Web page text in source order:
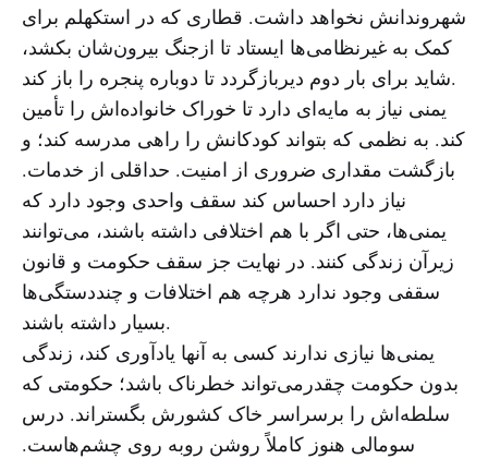
شهروندانش نخواهد داشت. قطاری که در استکهلم برای
کمک به غیرنظامی‌ها ایستاد تا ازجنگ بیرون‌شان بکشد،
شاید برای بار دوم دیربازگردد تا دوباره پنجره را باز کند.
یمنی نیاز به مایه‌ای دارد تا خوراک خانواده‌اش را تأمین
کند. به نظمی که بتواند کودکانش را راهی مدرسه کند؛ و
بازگشت مقداری ضروری از امنیت. حداقلی از خدمات.
نیاز دارد احساس کند سقف واحدی وجود دارد که
یمنی‌ها، حتی اگر با هم اختلافی داشته باشند، می‌توانند
زیرآن زندگی کنند. در نهایت جز سقف حکومت و قانون
سقفی وجود ندارد هرچه هم اختلافات و چنددستگی‌ها
بسیار داشته باشند.
یمنی‌ها نیازی ندارند کسی به آنها یادآوری کند، زندگی
بدون حکومت چقدرمی‌تواند خطرناک باشد؛ حکومتی که
سلطه‌اش را برسراسر خاک کشورش بگستراند. درس
سومالی هنوز کاملاً روشن روبه روی چشم‌هاست.